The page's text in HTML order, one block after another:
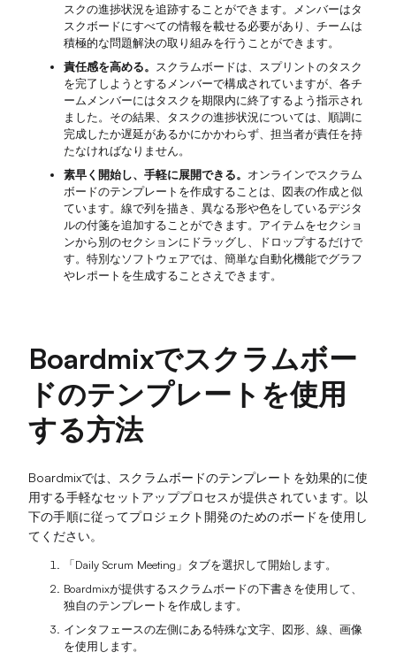
スクの進捗状況を追跡することができます。メンバーはタ
スクボードにすべての情報を載せる必要があり、チームは
積極的な問題解決の取り組みを行うことができます。
責任感を高める。
スクラムボードは、スプリントのタスク
を完了しようとするメンバーで構成されていますが、各チ
ームメンバーにはタスクを期限内に終了するよう指示され
ました。その結果、タスクの進捗状況については、順調に
完成したか遅延があるかにかかわらず、担当者が責任を持
たなければなりません。
素早く開始し、手軽に展開できる。 オンラインでスクラム
ボードのテンプレートを作成することは、図表の作成と似
ています。線で列を描き、異なる形や色をしているデジタ
ルの付箋を追加することができます。アイテムをセクショ
ンから別のセクションにドラッグし、ドロップするだけで
す。特別なソフトウェアでは、簡単な自動化機能でグラフ
やレポートを生成することさえできます。
Boardmixでスクラムボー
ドのテンプレートを使用
する方法
Boardmixでは、スクラムボードのテンプレートを効果的に使
用する手軽なセットアッププロセスが提供されています。以
下の手順に従ってプロジェクト開発のためのボードを使用し
てください。
「Daily Scrum Meeting」タブを選択して開始します。
Boardmixが提供するスクラムボードの下書きを使用して、
独自のテンプレートを作成します。
インタフェースの左側にある特殊な文字、図形、線、画像
を使用します。